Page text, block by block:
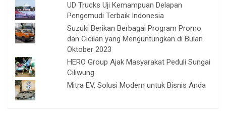
UD Trucks Uji Kemampuan Delapan
Pengemudi Terbaik Indonesia
Suzuki Berikan Berbagai Program Promo
dan Cicilan yang Menguntungkan di Bulan
Oktober 2023
HERO Group Ajak Masyarakat Peduli Sungai
Ciliwung
Mitra EV, Solusi Modern untuk Bisnis Anda